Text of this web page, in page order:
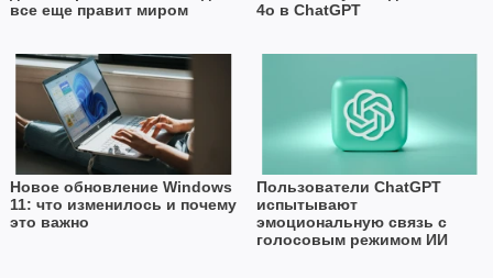
все еще правит миром
4o в ChatGPT
Новое обновление Windows
11: что изменилось и почему
это важно
Пользователи ChatGPT
испытывают
эмоциональную связь с
голосовым режимом ИИ